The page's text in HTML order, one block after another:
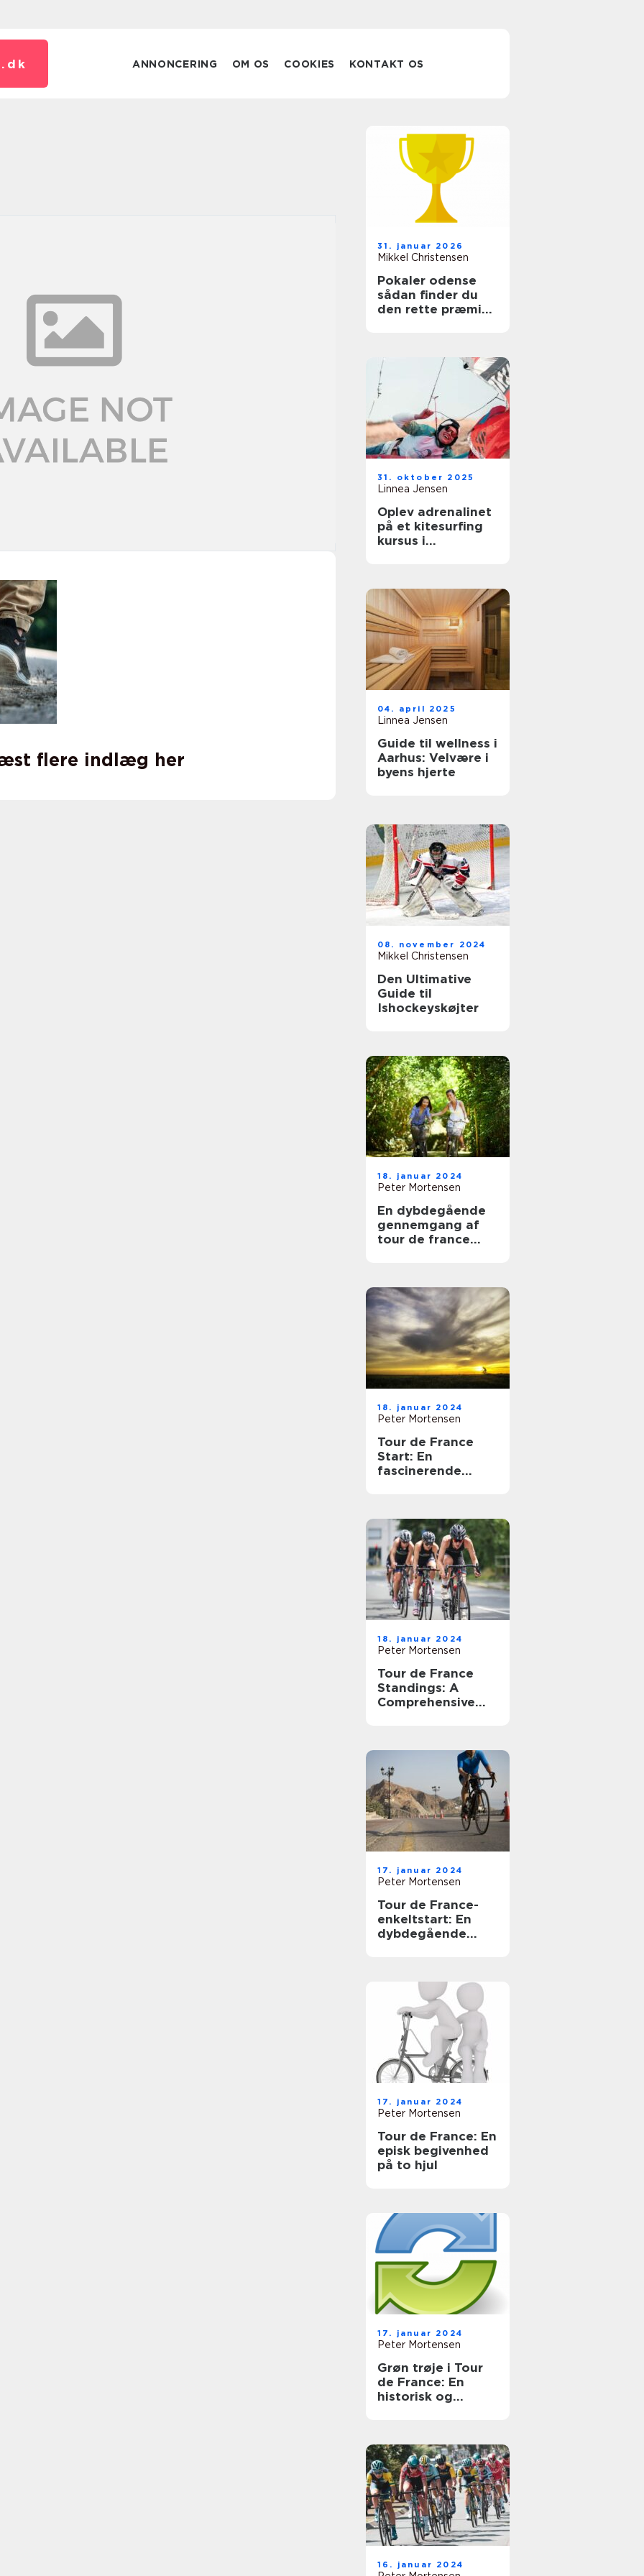
dk ANNONCERING OM OS COOKIES KONTAKT OS
flere indlæg her
31. januar 2026
Mikkel Christensen
Pokaler odense
sådan finder du
den rette præmie
31. oktober 2025
Linnea Jensen
Oplev adrenalinet
på et kitesurfing
kursus i
04. april 2025
Linnea Jensen
Guide til wellness i
Aarhus: Velvære i
byens hjerte
08. november 2024
Mikkel Christensen
Den Ultimative
Guide til
Ishockeyskøjter
18. januar 2024
Peter Mortensen
En dybdegående
gennemgang af
tour de france
18. januar 2024
Peter Mortensen
Tour de France
Start: En
fascinerende
18. januar 2024
Peter Mortensen
Tour de France
Standings: A
Comprehensive
17. januar 2024
Peter Mortensen
Tour de France-
enkeltstart: En
dybdegående
enkeltstartsetape
17. januar 2024
Peter Mortensen
Tour de France: En
episk begivenhed
på to hjul
17. januar 2024
Peter Mortensen
Grøn trøje i Tour
de France: En
historisk og
16. januar 2024